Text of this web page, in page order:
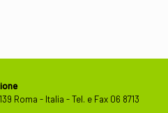
Roma - Italia - Tel. e Fax 06 8713